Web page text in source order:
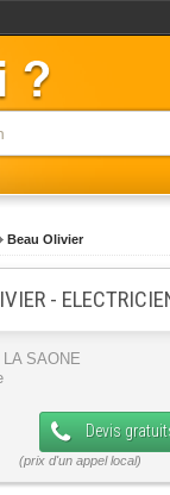
Beau Olivier
-
SAONE
Devis